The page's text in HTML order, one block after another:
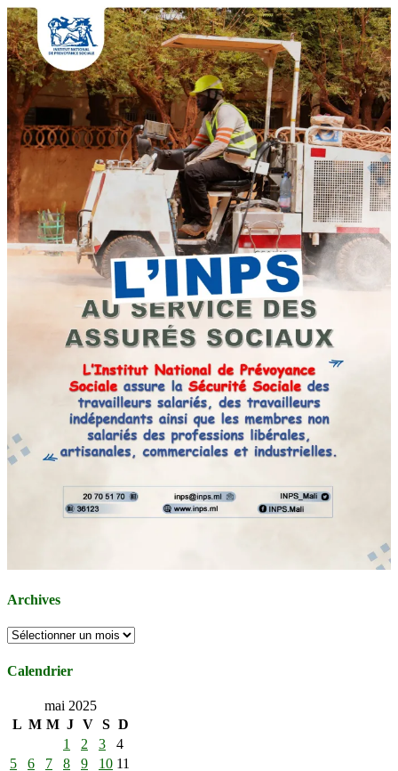
Archives
Archives
Calendrier
mai 2025
L M M J V S D
1
2 3
4
5
6 7 8 9 10 11